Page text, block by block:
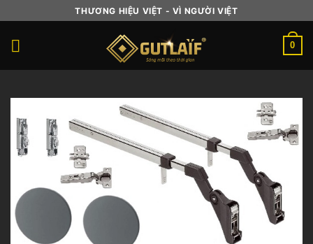
to
content
THƯƠNG HIỆU VIỆT - VÌ NGƯỜI VIỆT
0